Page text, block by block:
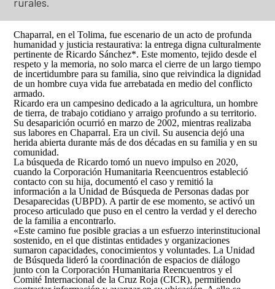
Así avanzamos
Mapa de personas buscadoras según solicitudes de
búsqueda
Generación de conocimiento para la búsqueda
Chaparral, en el Tolima, fue escenario de un acto de profunda
humanidad y justicia restaurativa: la entrega digna culturalmente
pertinente de Ricardo Sánchez*. Este momento, tejido desde el
respeto y la memoria, no solo marca el cierre de un largo tiempo
de incertidumbre para su familia, sino que reivindica la dignidad
de un hombre cuya vida fue arrebatada en medio del conflicto
armado.
Ricardo era un campesino dedicado a la agricultura, un hombre
de tierra, de trabajo cotidiano y arraigo profundo a su territorio.
Su desaparición ocurrió en marzo de 2002, mientras realizaba
sus labores en Chaparral. Era un civil. Su ausencia dejó una
herida abierta durante más de dos décadas en su familia y en su
comunidad.
La búsqueda de Ricardo tomó un nuevo impulso en 2020,
cuando la Corporación Humanitaria Reencuentros estableció
contacto con su hija, documentó el caso y remitió la
información a la Unidad de Búsqueda de Personas dadas por
Desaparecidas (UBPD). A partir de ese momento, se activó un
proceso articulado que puso en el centro la verdad y el derecho
de la familia a encontrarlo.
«Este camino fue posible gracias a un esfuerzo interinstitucional
sostenido, en el que distintas entidades y organizaciones
sumaron capacidades, conocimientos y voluntades. La Unidad
de Búsqueda lideró la coordinación de espacios de diálogo
junto con la Corporación Humanitaria Reencuentros y el
Comité Internacional de la Cruz Roja (CICR), permitiendo